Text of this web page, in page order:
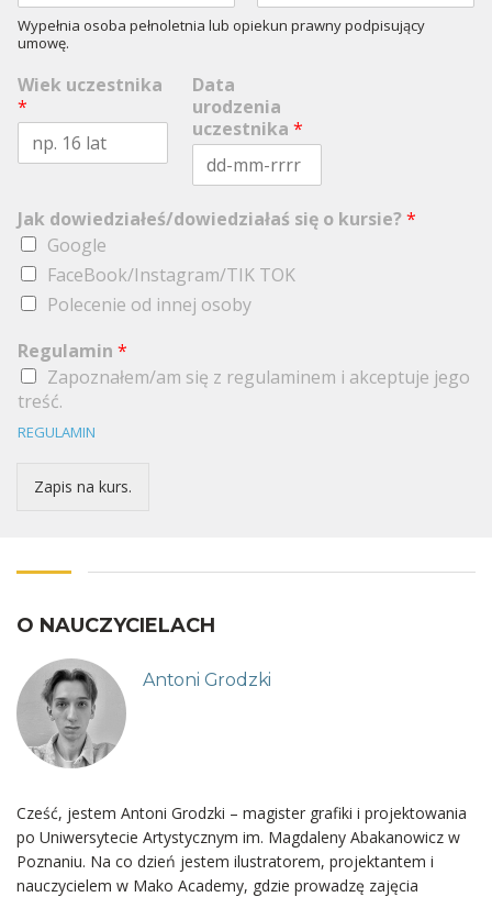
s
z
y
n
i
i
e
w
s
z
s
n
Wypełnia osoba pełnoletnia lub opiekun prawny podpisujący
umowę.
Wiek uczestnika
*
Data
urodzenia
uczestnika*
Jak dowiedziałeś/dowiedziałaś się o kursie?*
Google
FaceBook/Instagram/TIK TOK
Polecenie od innej osoby
Regulamin *
Zapoznałem/am się z regulaminem i akceptuje jego
treść.
REGULAMIN
Zapis na kurs.
O NAUCZYCIELACH
Antoni Grodzki
Cześć, jestem Antoni Grodzki – magister grafiki i projektowania
po Uniwersytecie Artystycznym im. Magdaleny Abakanowicz w
Poznaniu. Na co dzień jestem ilustratorem, projektantem i
nauczycielem w Mako Academy, gdzie prowadzę zajęcia